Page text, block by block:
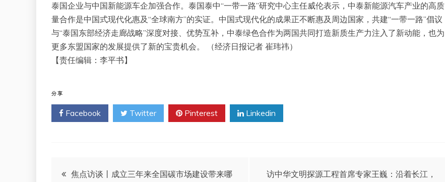
泰国企业与中国新能源车企加强合作。泰国泰中“一带一路”研究中心主任威伦表示，中泰新能源汽车产业的高质
量合作是中国式现代化惠及“全球南方”的实证。中国式现代化的成果正不断惠及周边国家，共建“一带一路”倡议
与“泰国东部经济走廊战略”深度对接、优势互补，中泰绿色合作为两国共同打造新质生产力注入了新动能，也为
更多东盟国家的发展提供了新的宝贵机会。 （经济日报记者 崔玮祎）
【责任编辑：李平书】
分享
Facebook Twitter Pinterest Linkedin
文 焦点访谈丨成立三年来全国碳市场建设带来哪
访中华文明探源工程首席专家王巍：沿着长江，